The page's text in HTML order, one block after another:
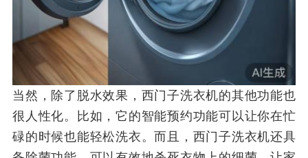
当然，除了脱水效果，西门子洗衣机的其他功能也
很人性化。比如，它的智能预约功能可以让你在忙
碌的时候也能轻松洗衣。而且，西门子洗衣机还具